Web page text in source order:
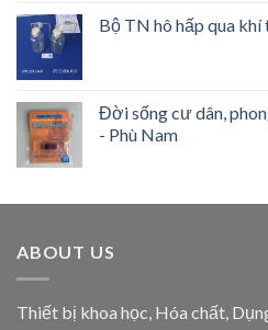
Bộ TN hô hấp qua khí
Đời sống cư dân,
- Phù Nam
ABOUT US
Thiết bị khoa học, Hóa chất,